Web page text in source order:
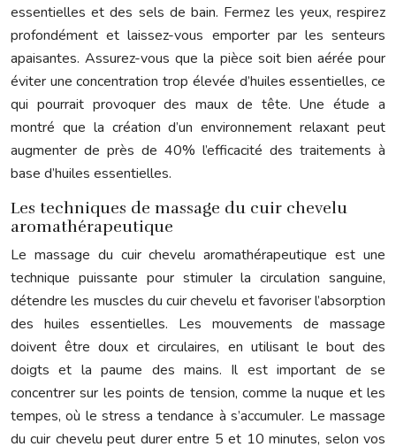
essentielles et des sels de bain. Fermez les yeux, respirez
profondément et laissez-vous emporter par les senteurs
apaisantes. Assurez-vous que la pièce soit bien aérée pour
éviter une concentration trop élevée d’huiles essentielles, ce
qui pourrait provoquer des maux de tête. Une étude a
montré que la création d’un environnement relaxant peut
augmenter de près de 40% l’efficacité des traitements à
base d’huiles essentielles.
Les techniques de massage du cuir chevelu
aromathérapeutique
Le massage du cuir chevelu aromathérapeutique est une
technique puissante pour stimuler la circulation sanguine,
détendre les muscles du cuir chevelu et favoriser l’absorption
des huiles essentielles. Les mouvements de massage
doivent être doux et circulaires, en utilisant le bout des
doigts et la paume des mains. Il est important de se
concentrer sur les points de tension, comme la nuque et les
tempes, où le stress a tendance à s’accumuler. Le massage
du cuir chevelu peut durer entre 5 et 10 minutes, selon vos